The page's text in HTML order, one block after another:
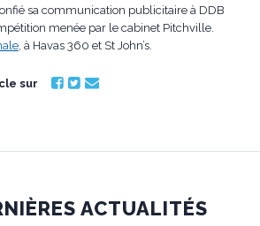
sa communication publicitaire à DDB
menée par le cabinet Pitchville.
, à Havas 360 et St John’s.
sur
ACTUALITÉS